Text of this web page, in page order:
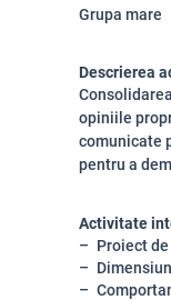
Grupa mare
Descrierea
opiniile
comunicate
pentru a
Activitate
Proiect